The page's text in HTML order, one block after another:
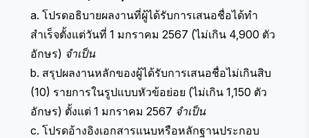
a. โปรดอธิบายผลงานที่ผู้ได้รับการเสนอชื่อได้ทำ
สำเร็จตั้งแต่วันที่ 1 มกราคม 2567 (ไม่เกิน 4,900 ตัว
อักษร) จำเป็น
b. สรุปผลงานหลักของผู้ได้รับการเสนอชื่อไม่เกินสิบ
(10) รายการในรูปแบบหัวข้อย่อย (ไม่เกิน 1,150 ตัว
อักษร) ตั้งแต่ 1 มกราคม 2567 จำเป็น
c. โปรดอ้างอิงเอกสารแนบหรือหลักฐานประกอบ